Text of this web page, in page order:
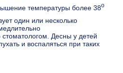
температуры более 38о
один или несколько
стоматологом. Десны у детей
и воспаляться при таких